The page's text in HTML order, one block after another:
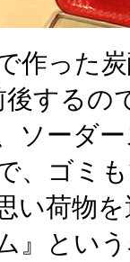
作った
後する
ソーダ
、ゴミ
い荷物
』とい